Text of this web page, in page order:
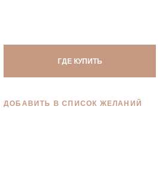
ГДЕ КУПИТЬ
ДОБАВИТЬ В СПИСОК ЖЕЛАНИЙ